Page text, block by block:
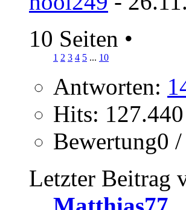
10 Seiten •
1 2 3 4 5 ... 10
Antworten:
Hits: 127.440
Bewertung0 /
Letzter Beitrag